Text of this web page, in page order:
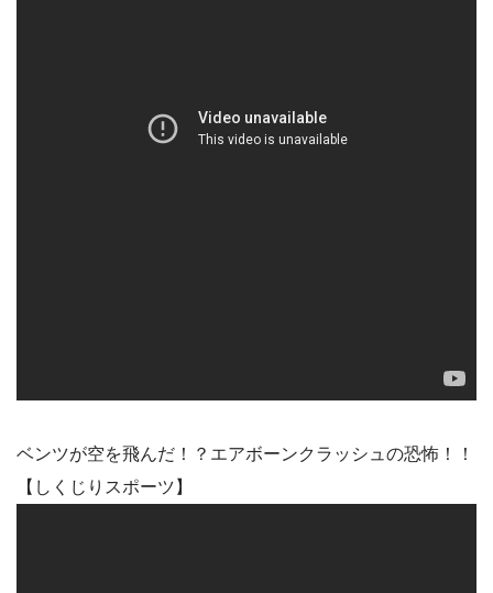
ベンツが空を飛んだ！？エアボーンクラッシュの恐怖！！
【しくじりスポーツ】